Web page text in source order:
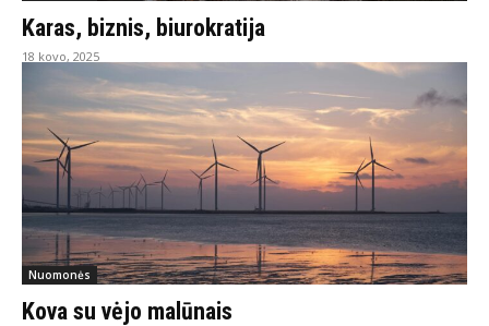
Karas, biznis, biurokratija
18 kovo, 2025
Nuomonės
Kova su vėjo malūnais